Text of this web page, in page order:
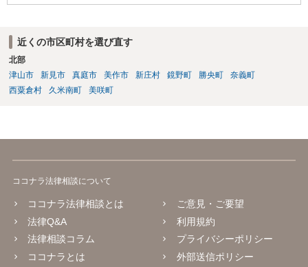
近くの市区町村を選び直す
北部
津山市
新見市 真庭市 美作市 新庄村 鏡野町 勝央町
奈義町
西粟倉村
久米南町 美咲町
ココナラ法律相談について
ココナラ法律相談とは
法律Q&A
法律相談コラム
ココナラとは
ご意見・ご要望
利用規約
プライバシーポリシー
外部送信ポリシー